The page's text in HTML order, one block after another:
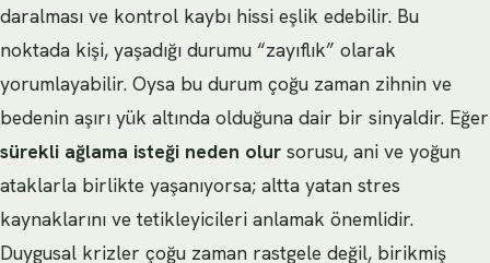
daralması ve kontrol kaybı hissi eşlik edebilir. Bu
noktada kişi, yaşadığı durumu “zayıflık” olarak
yorumlayabilir. Oysa bu durum çoğu zaman zihnin ve
bedenin aşırı yük altında olduğuna dair bir sinyaldir. Eğer
sürekli ağlama isteği neden olur sorusu, ani ve yoğun
ataklarla birlikte yaşanıyorsa; altta yatan stres
kaynaklarını ve tetikleyicileri anlamak önemlidir.
Duygusal krizler çoğu zaman rastgele değil, birikmiş